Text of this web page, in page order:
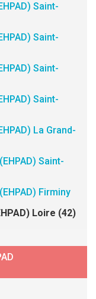
Saint-
Saint-
Saint-
Saint-
La Grand-
Saint-
Firminy
Loire (42)